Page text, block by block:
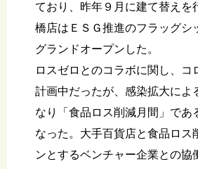
ており、昨年９月に建て替えを
橋店はＥＳＧ推進のフラッグシ
グランドオープンした。
ロスゼロとのコラボに関し、コ
計画中だったが、感染拡大によ
なり「食品ロス削減月間」であ
なった。大手百貨店と食品ロス
ンとするベンチャー企業との協